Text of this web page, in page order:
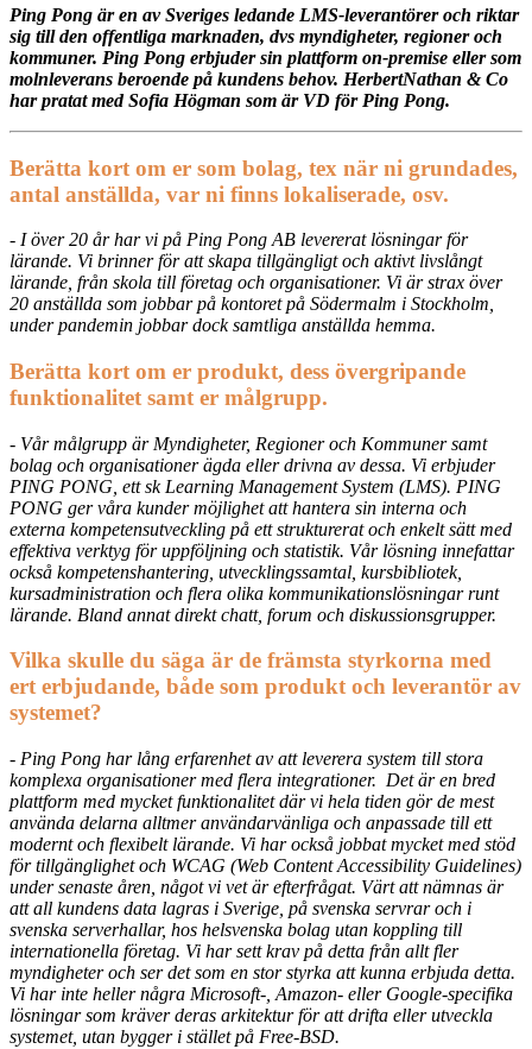
Ping Pong är en av Sveriges ledande LMS-leverantörer och riktar
sig till den offentliga marknaden, dvs myndigheter, regioner och
kommuner. Ping Pong erbjuder sin plattform on-premise eller som
molnleverans beroende på kundens behov. HerbertNathan & Co
har pratat med Sofia Högman som är VD för Ping Pong.
Berätta kort om er som bolag, tex när ni grundades,
antal anställda, var ni finns lokaliserade, osv.
- I över 20 år har vi på Ping Pong AB levererat lösningar för
lärande. Vi brinner för att skapa tillgängligt och aktivt livslångt
lärande, från skola till företag och organisationer. Vi är strax över
20 anställda som jobbar på kontoret på Södermalm i Stockholm,
under pandemin jobbar dock samtliga anställda hemma.
Berätta kort om er produkt, dess övergripande
funktionalitet samt er målgrupp.
- Vår målgrupp är Myndigheter, Regioner och Kommuner samt
bolag och organisationer ägda eller drivna av dessa. Vi erbjuder
PING PONG, ett sk Learning Management System (LMS). PING
PONG ger våra kunder möjlighet att hantera sin interna och
externa kompetensutveckling på ett strukturerat och enkelt sätt med
effektiva verktyg för uppföljning och statistik. Vår lösning innefattar
också kompetenshantering, utvecklingssamtal, kursbibliotek,
kursadministration och flera olika kommunikationslösningar runt
lärande. Bland annat direkt chatt, forum och diskussionsgrupper.
Vilka skulle du säga är de främsta styrkorna med
ert erbjudande, både som produkt och leverantör av
systemet?
- Ping Pong har lång erfarenhet av att leverera system till stora
komplexa organisationer med flera integrationer. Det är en bred
plattform med mycket funktionalitet där vi hela tiden gör de mest
använda delarna alltmer användarvänliga och anpassade till ett
modernt och flexibelt lärande. Vi har också jobbat mycket med stöd
för tillgänglighet och WCAG (Web Content Accessibility Guidelines)
under senaste åren, något vi vet är efterfrågat. Värt att nämnas är
att all kundens data lagras i Sverige, på svenska servrar och i
svenska serverhallar, hos helsvenska bolag utan koppling till
internationella företag. Vi har sett krav på detta från allt fler
myndigheter och ser det som en stor styrka att kunna erbjuda detta.
Vi har inte heller några Microsoft-, Amazon- eller Google-specifika
lösningar som kräver deras arkitektur för att drifta eller utveckla
systemet, utan bygger i stället på Free-BSD.